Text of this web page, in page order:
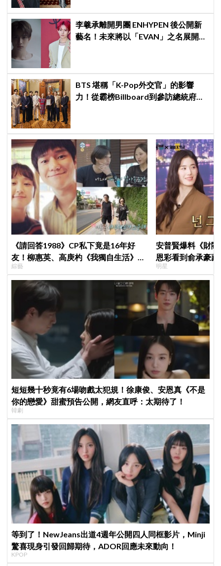
李羲承離開男團 ENHYPEN 後公開新
藝名！未來將以「EVAN」之名展開
BTS 堪稱「K-Pop外交官」的影響
力！從霸榜Billboard到參訪總統府，
《請回答1988》CP私下竟是16年好
友！柳惠英、高庚杓《我獨自生活》預
告公開，暖心互動掀回憶殺
綜藝
安普賢爆料《財
恩彩看到俞承豪
普賢只是「搞笑男
明星
短短幾十秒竟有6場吻戲太犯規！徐康俊、安恩真《不是
你的戀愛》甜蜜預告公開，網友直呼：太期待了！
韓劇
等到了！NewJeans出道4週年公開四人同框影片，Minji
驚喜現身引發回歸期待，ADOR回應未來動向！
KPOP